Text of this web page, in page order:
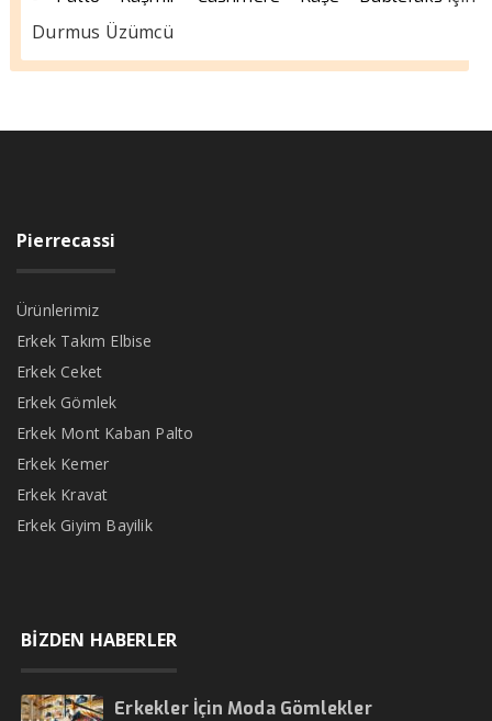
Durmus Üzümcü
Pierrecassi
Ürünlerimiz
Erkek Takım Elbise
Erkek Ceket
Erkek Gömlek
Erkek Mont Kaban Palto
Erkek Kemer
Erkek Kravat
Erkek Giyim Bayilik
BİZDEN HABERLER
Erkekler İçin Moda Gömlekler